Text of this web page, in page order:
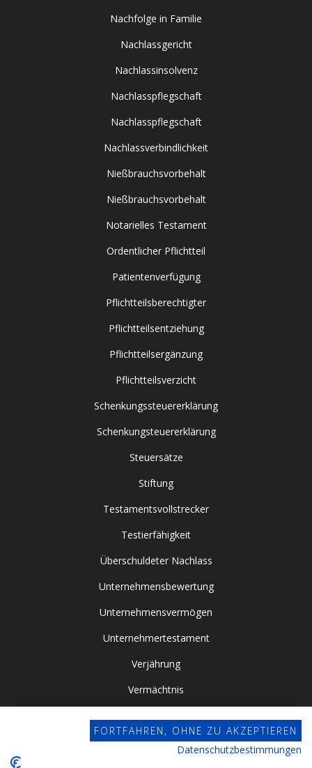
Nachfolge in Familie
Nachlassgericht
Nachlassinsolvenz
Nachlasspflegschaft
Nachlasspflegschaft
Nachlassverbindlichkeit
Nießbrauchsvorbehalt
Nießbrauchsvorbehalt
Notarielles Testament
Ordentlicher Pflichtteil
Patientenverfügung
Pflichtteilsberechtigter
Pflichtteilsentziehung
Pflichtteilsergänzung
Pflichtteilsverzicht
Schenkungssteuererklärung
Schenkungsteuererklärung
Steuersätze
Stiftung
Testamentsvollstrecker
Testierfähigkeit
Überschuldeter Nachlass
Unternehmensbewertung
Unternehmensvermögen
Unternehmertestament
Verjährung
Vermächtnis
Vorsorgevollmacht
FORTFAHREN, OHNE ZU AKZEPTIEREN
Datenschutzbestimmungen